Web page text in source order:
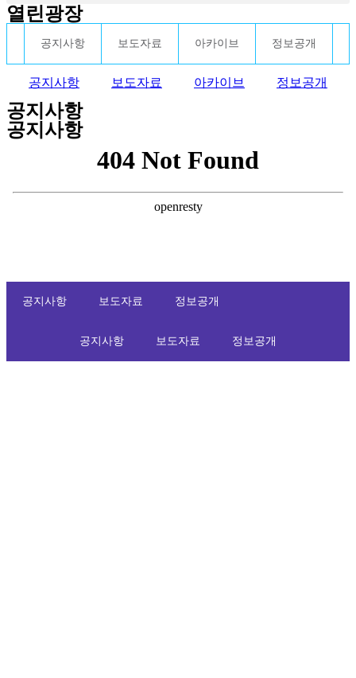
열린광장
공지사항 보도자료 아카이브 정보공개
공지사항 보도자료 아카이브 정보공개
공지사항
공지사항
공지사항 보도자료 정보공개
공지사항 보도자료 정보공개